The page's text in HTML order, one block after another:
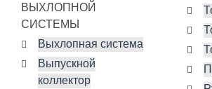
ВЫХЛОПНОЙ
СИСТЕМЫ
Выхлопная система
Выпускной
коллектор